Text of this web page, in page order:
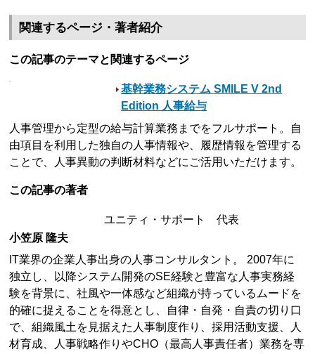
関連するページ・著者紹介
この記事のテーマと関連するページ
基幹業務システム SMILE V 2nd
Edition 人事給与
人事管理から定型の給与計算業務までをフルサポート。自
由項目を利用した独自の人事情報や、履歴情報を管理する
ことで、人事異動の判断材料などにご活用いただけます。
この記事の著者
ユニティ・サポート 代表
小笠原 隆夫
IT業界の企業人事出身の人事コンサルタント。 2007年に
独立し、以降システム開発のSE経験と豊富な人事実務経
験を背景に、社風や一体感など組織が持っているムードを
的確に捉えることを得意とし、自律・自発・自責の切り口
で、組織風土を見据えた人事制度作り、採用活動支援、人
材育成、人事戦略作りやCHO（最高人事責任者）業務を専